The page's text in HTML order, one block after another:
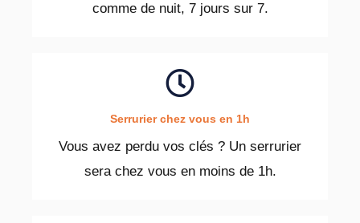
comme de nuit, 7 jours sur 7.
Serrurier chez vous en 1h
Vous avez perdu vos clés ? Un serrurier
sera chez vous en moins de 1h.